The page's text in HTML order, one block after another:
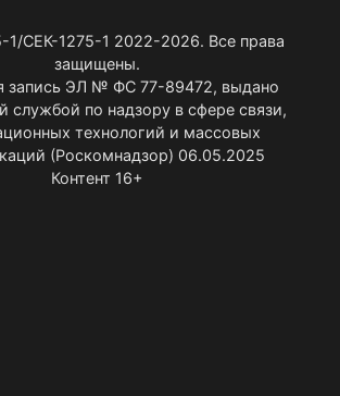
1/СЕК-1275-1 2022-2026. Все права
защищены.
запись ЭЛ № ФС 77-89472, выдано
службой по надзору в сфере связи,
технологий и массовых
(Роскомнадзор) 06.05.2025
Контент 16+